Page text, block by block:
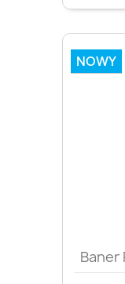
Baner
NOWY